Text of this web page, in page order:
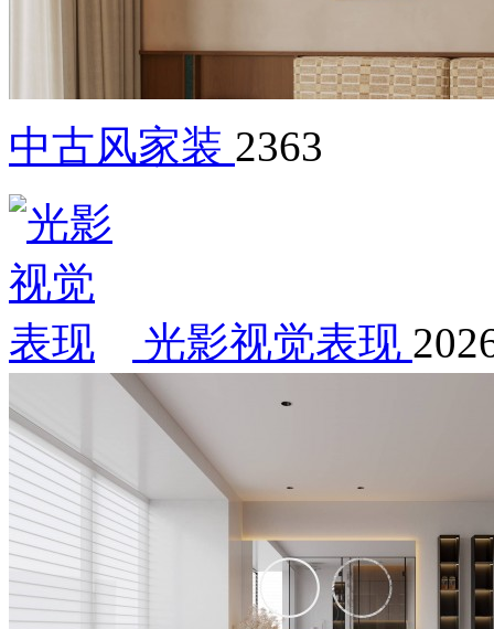
中古风家装 2363
光影视觉表现